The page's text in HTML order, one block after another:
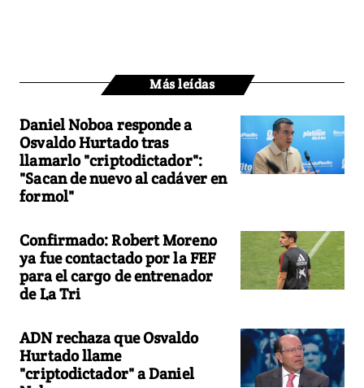
Más leídas
Daniel Noboa responde a
Osvaldo Hurtado tras
llamarlo "criptodictador":
"Sacan de nuevo al cadáver en
formol"
Confirmado: Robert Moreno
ya fue contactado por la FEF
para el cargo de entrenador
de La Tri
ADN rechaza que Osvaldo
Hurtado llame
"criptodictador" a Daniel